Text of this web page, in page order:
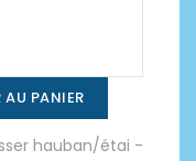
PANIER
hauban/étai -